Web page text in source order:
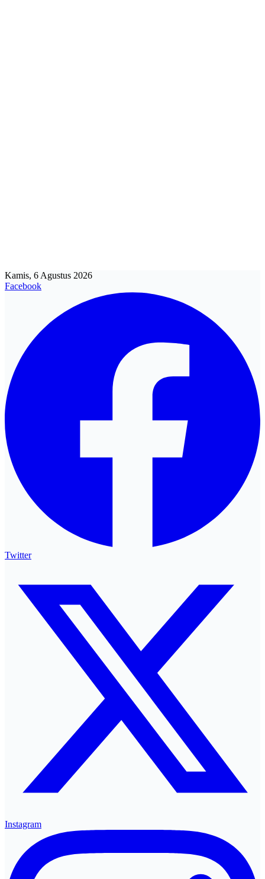
Kamis, 6 Agustus 2026
Facebook
Twitter
Instagram